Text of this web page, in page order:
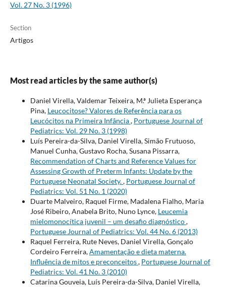
Vol. 27 No. 3 (1996)
Section
Artigos
Most read articles by the same author(s)
Daniel Virella, Valdemar Teixeira, M.ª Julieta Esperança
Pina, Leucocitose? Valores de Referência para os
Leucócitos na Primeira Infância, Portuguese Journal of
Pediatrics: Vol. 29 No. 3 (1998)
Luís Pereira-da-Silva, Daniel Virella, Simão Frutuoso,
Manuel Cunha, Gustavo Rocha, Susana Pissarra,
Recommendation of Charts and Reference Values for
Assessing Growth of Preterm Infants: Update by the
Portuguese Neonatal Society., Portuguese Journal of
Pediatrics: Vol. 51 No. 1 (2020)
Duarte Malveiro, Raquel Firme, Madalena Fialho, Maria
José Ribeiro, Anabela Brito, Nuno Lynce, Leucemia
mielomonocítica juvenil – um desafio diagnóstico,
Portuguese Journal of Pediatrics: Vol. 44 No. 6 (2013)
Raquel Ferreira, Rute Neves, Daniel Virella, Gonçalo
Cordeiro Ferreira,Amamentação e dieta materna.
Influência de mitos e preconceitos, Portuguese Journal of
Pediatrics: Vol. 41 No. 3 (2010)
Catarina Gouveia, Luís Pereira-da-Silva, Daniel Virella,